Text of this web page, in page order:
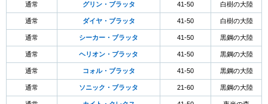
通常 グリン・ブラッタ 41-50 白樹の大陸
通常 ダイヤ・ブラッタ 41-50 白樹の大陸
通常 シーカー・ブラッタ 41-50 黒鋼の大陸
通常 ヘリオン・ブラッタ 41-50 黒鋼の大陸
通常 コォル・ブラッタ 41-50 黒鋼の大陸
通常 ソニック・ブラッタ 21-60 黒鋼の大陸